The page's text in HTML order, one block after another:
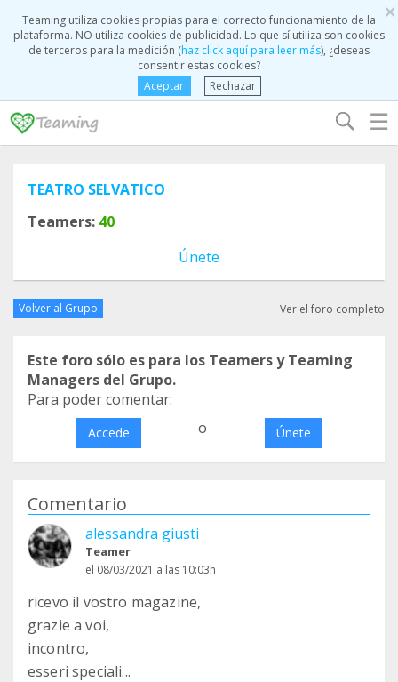
×
Teaming utiliza cookies propias para el correcto funcionamiento de la
plataforma. NO utiliza cookies de publicidad. Lo que sí utiliza son cookies
de terceros para la medición (haz click aquí para leer más), ¿deseas
consentir estas cookies?
Aceptar
Rechazar
☰
TEATRO SELVATICO
Teamers: 40
Únete
Volver al Grupo Ver el foro completo
Este foro sólo es para los Teamers y Teaming
Managers del Grupo.
Para poder comentar:
Accede o Únete
Comentario
alessandra giusti
Teamer
el 08/03/2021 a las 10:03h
ricevo il vostro magazine,
grazie a voi,
incontro,
esseri speciali...